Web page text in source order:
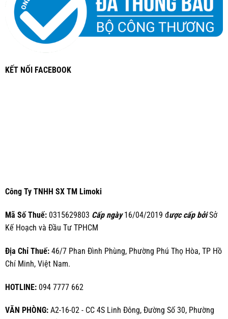
KẾT NỐI FACEBOOK
Công Ty TNHH SX TM Limoki
Mã Số Thuế:0315629803 Cấp ngày16/04/2019 được cấp bởiSở
Kế Hoạch và Đầu Tư TPHCM
Địa Chỉ Thuế:46/7 Phan Đình Phùng, Phường Phú Thọ Hòa, TP Hồ
Chí Minh, Việt Nam.
HOTLINE:094 7777 662
VĂN PHÒNG:A2-16-02 - CC 4S Linh Đông, Đường Số 30, Phường